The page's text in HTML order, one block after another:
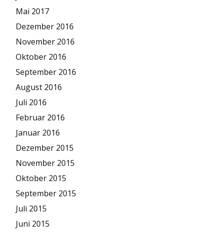
Mai 2017
Dezember 2016
November 2016
Oktober 2016
September 2016
August 2016
Juli 2016
Februar 2016
Januar 2016
Dezember 2015
November 2015
Oktober 2015
September 2015
Juli 2015
Juni 2015